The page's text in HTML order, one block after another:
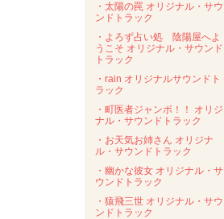
・太陽の罠 オリジナル・サウ
ンドトラック
・よろず占い処 陰陽屋へよ
うこそ オリジナル・サウンド
トラック
・rain オリジナルサウンドト
ラック
・町医者ジャンボ！！ オリジ
ナル・サウンドトラック
・お天気お姉さん オリジナ
ル・サウンドトラック
・幽かな彼女 オリジナル・サ
ウンドトラック
・猿飛三世 オリジナル・サウ
ンドトラック